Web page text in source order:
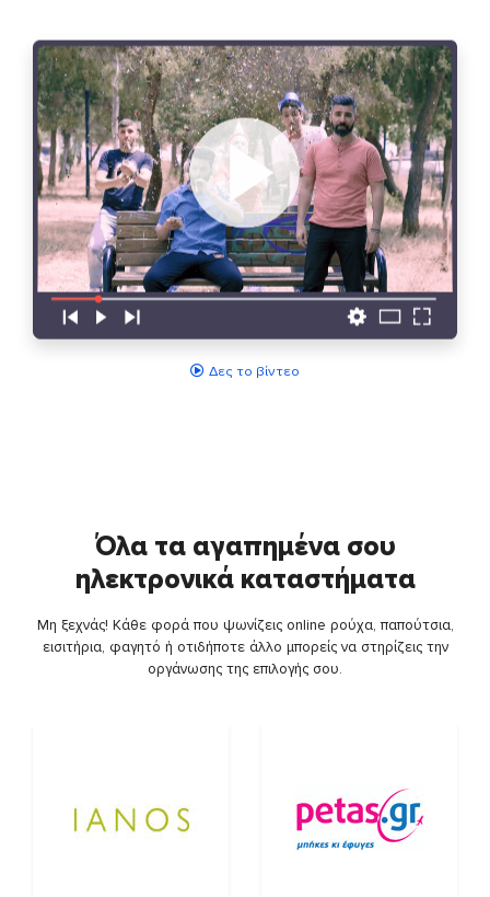
Δες το βίντεο
Όλα τα αγαπημένα σου
ηλεκτρονικά καταστήματα
Μη ξεχνάς! Κάθε φορά που ψωνίζεις online ρούχα, παπούτσια,
εισιτήρια, φαγητό ή οτιδήποτε άλλο μπορείς να στηρίζεις την
οργάνωσης της επιλογής σου.